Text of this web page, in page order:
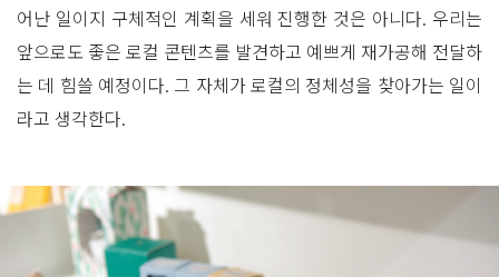
어난 일이지 구체적인 계획을 세워 진행한 것은 아니다. 우리는
앞으로도 좋은 로컬 콘텐츠를 발견하고 예쁘게 재가공해 전달하
는 데 힘쓸 예정이다. 그 자체가 로컬의 정체성을 찾아가는 일이
라고 생각한다.